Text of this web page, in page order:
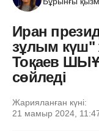
Иран
зұлым күш"
Тоқаев
сөйледі
Жарияланған күні:
21 мамыр 2024,